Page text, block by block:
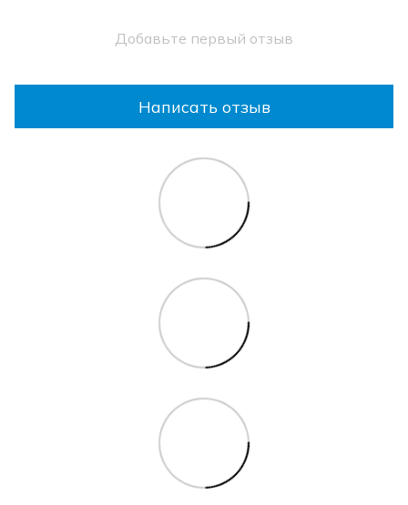
Добавьте первый отзыв
Написать отзыв